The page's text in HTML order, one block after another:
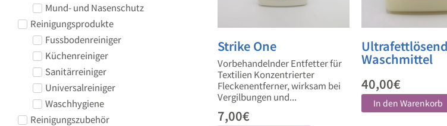
Mund- und Nasenschutz
Reinigungsprodukte
Fussbodenreiniger
Küchenreiniger
Sanitärreiniger
Universalreiniger
Waschhygiene
Reinigungszubehör
Strike One
Vorbehandelnder Entfetter für
Textilien Konzentrierter
Fleckenentferner, wirksam bei
Vergilbungen und...
7,00€
Waschmittel
40,00€
In den Warenkorb